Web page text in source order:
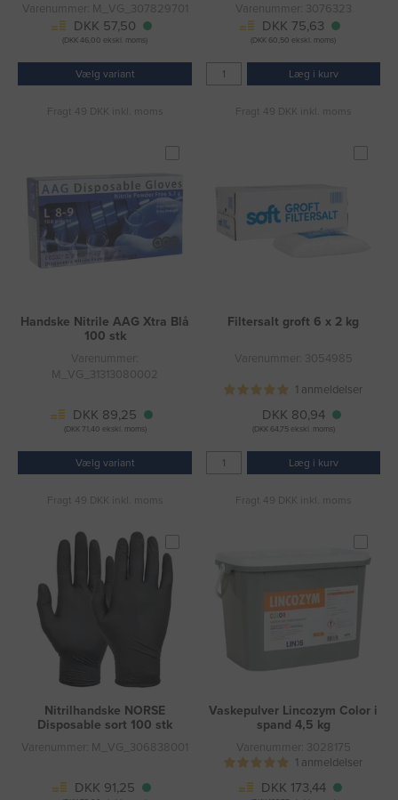
Varenummer: M_VG_307829701
DKK 57,50
(DKK 46,00 ekskl. moms)
Vælg variant
Fragt 49 DKK inkl. moms
Varenummer: 3076323
DKK 75,63
(DKK 60,50 ekskl. moms)
Læg i kurv
Fragt 49 DKK inkl. moms
Handske Nitrile AAG Xtra Blå
100 stk
Varenummer:
M_VG_31313080002
DKK 89,25
(DKK 71,40 ekskl. moms)
Vælg variant
Fragt 49 DKK inkl. moms
Filtersalt groft 6 x 2 kg
Varenummer: 3054985
1 anmeldelser
DKK 80,94
(DKK 64,75 ekskl. moms)
Læg i kurv
Fragt 49 DKK inkl. moms
Nitrilhandske NORSE
Disposable sort 100 stk
Varenummer: M_VG_306838001
DKK 91,25
Vaskepulver Lincozym Color i
spand 4,5 kg
Varenummer: 3028175
1 anmeldelser
DKK 173,44